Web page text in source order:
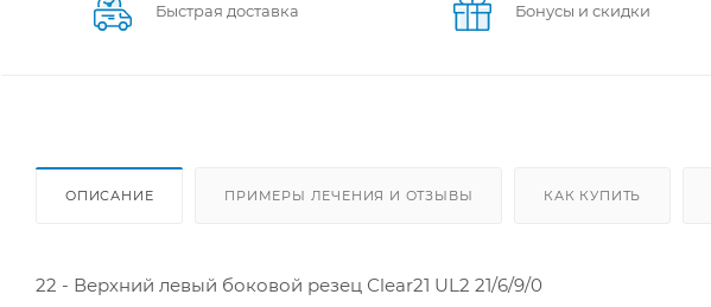
Быстрая доставка Бонусы и скидки
ОПИСАНИЕ ПРИМЕРЫ ЛЕЧЕНИЯ И ОТЗЫВЫ КАК КУПИТЬ
22 - Верхний левый боковой резец Сlear21 UL2 21/6/9/0